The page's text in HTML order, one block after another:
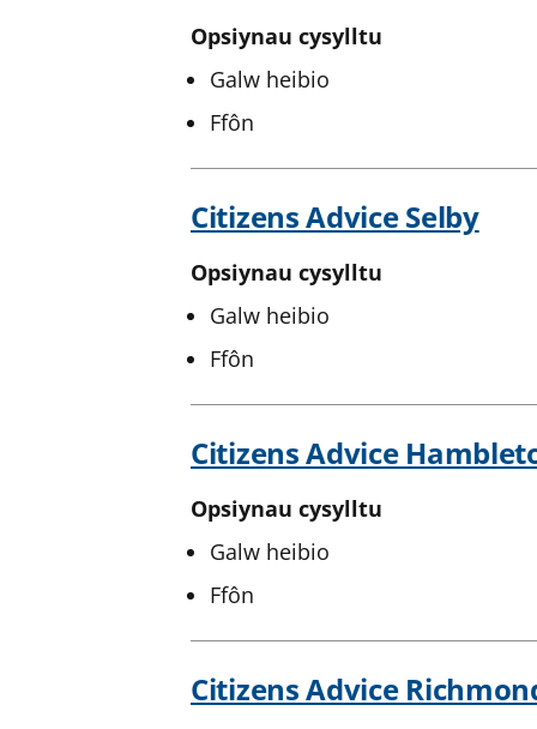
Opsiynau cysylltu
Galw heibio
Ffôn
Citizens Advice Selby
Opsiynau cysylltu
Galw heibio
Ffôn
Citizens Advice
Opsiynau cysylltu
Galw heibio
Ffôn
Citizens Advice